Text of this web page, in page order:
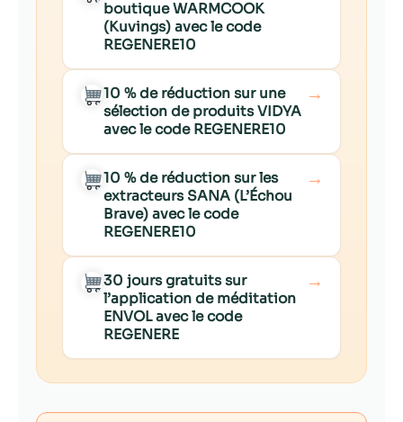
boutique WARMCOOK
(Kuvings) avec le code
REGENERE10
10 % de réduction sur une
sélection de produits VIDYA
avec le code REGENERE10
→
10 % de réduction sur les
extracteurs SANA (L’Échou
Brave) avec le code
REGENERE10
→
30 jours gratuits sur
l’application de méditation
ENVOL avec le code
REGENERE
→